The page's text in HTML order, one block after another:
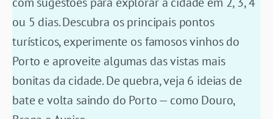
ou 5 dias. Descubra os principais pontos
turísticos, experimente os famosos vinhos do
Porto e aproveite algumas das vistas mais
bonitas da cidade. De quebra, veja 6 ideias de
bate e volta saindo do Porto — como Douro,